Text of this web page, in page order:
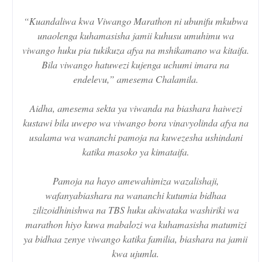
“Kuandaliwa kwa Viwango Marathon ni ubunifu mkubwa
unaolenga kuhamasisha jamii kuhusu umuhimu wa
viwango huku pia tukikuza afya na mshikamano wa kitaifa.
Bila viwango hatuwezi kujenga uchumi imara na
endelevu,” amesema Chalamila.
Aidha, amesema sekta ya viwanda na biashara haiwezi
kustawi bila uwepo wa viwango bora vinavyolinda afya na
usalama wa wananchi pamoja na kuwezesha ushindani
katika masoko ya kimataifa.
Pamoja na hayo amewahimiza wazalishaji,
wafanyabiashara na wananchi kutumia bidhaa
zilizoidhinishwa na TBS huku akiwataka washiriki wa
marathon hiyo kuwa mabalozi wa kuhamasisha matumizi
ya bidhaa zenye viwango katika familia, biashara na jamii
kwa ujumla.